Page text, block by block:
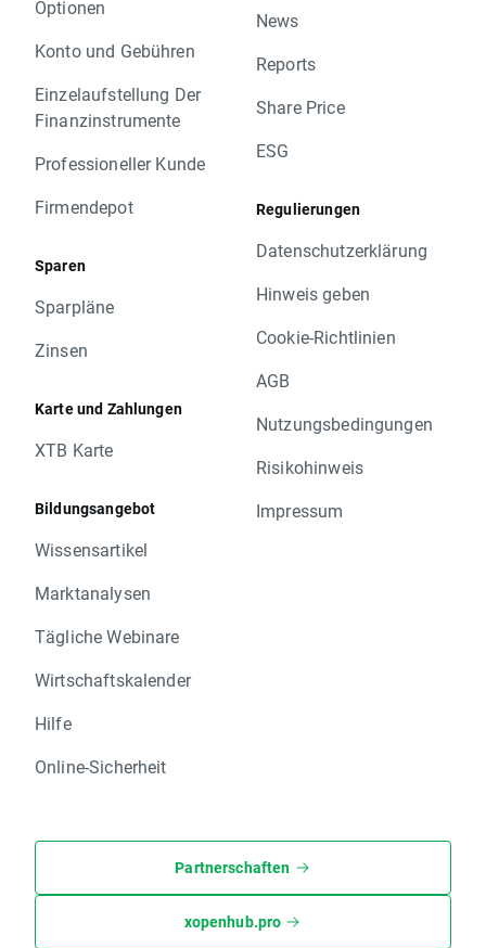
Optionen
Konto und Gebühren
Einzelaufstellung Der
Finanzinstrumente
Professioneller Kunde
Firmendepot
Sparen
Sparpläne
Zinsen
Karte und Zahlungen
XTB Karte
Bildungsangebot
Wissensartikel
Marktanalysen
Tägliche Webinare
Wirtschaftskalender
Hilfe
Online-Sicherheit
News
Reports
Share Price
ESG
Regulierungen
Datenschutzerklärung
Hinweis geben
Cookie-Richtlinien
AGB
Nutzungsbedingungen
Risikohinweis
Impressum
Partnerschaften
xopenhub.pro